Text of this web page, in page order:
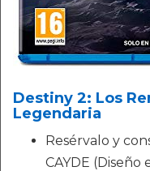
Destiny 2: Los
Legendaria
Resérvalo y
CAYDE